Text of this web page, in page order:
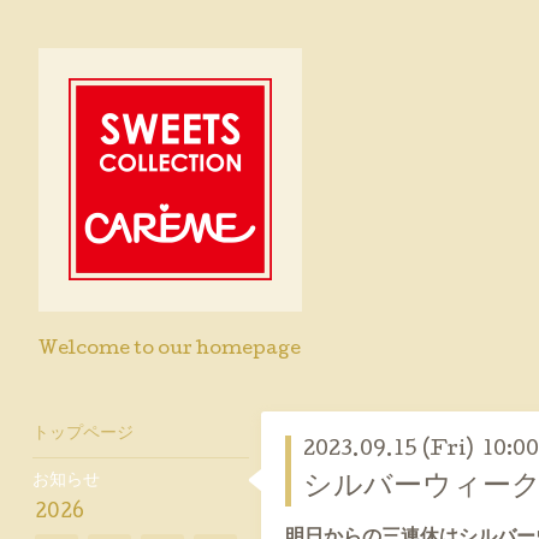
Welcome to our homepage
2023.09.15 (Fri) 10:00
シルバーウィーク
トップページ
お知らせ
2026